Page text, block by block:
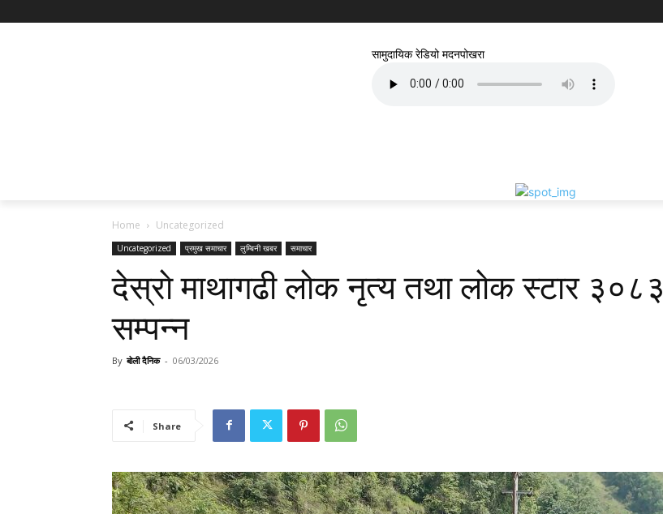
सामुदायिक रेडियो मदनपोखरा
Home Uncategorized
Uncategorized प्रमुख समाचार लुम्बिनी खबर समाचार
देस्राे माथागढी लाेक नृत्य तथा लाेक स्टार ३०८३
सम्पन्न
By बोली दैनिक - 06/03/2026
Share